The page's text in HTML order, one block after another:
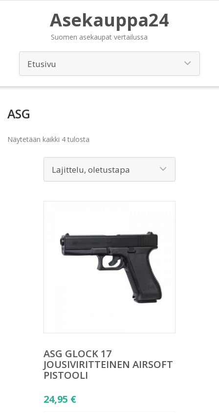
Asekauppa24
Suomen asekaupat vertailussa
ASG
Näytetään kaikki 4 tulosta
ASG GLOCK 17
JOUSIVIRITTEINEN AIRSOFT
PISTOOLI
24,95 €